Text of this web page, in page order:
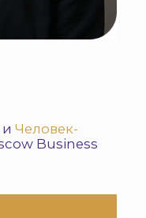
и Человек-
Business